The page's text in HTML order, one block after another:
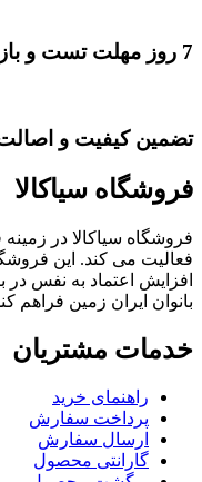
7 روز مهلت تست و بازگشت کالا
تضمین کیفیت و اصالت
فروشگاه سیاکالا
فروشگاه سیاکالا در
فعالیت می کند. این
افزایش اعتماد به نفس در
بانوان ایران زمین فراهم
خدمات مشتریان
راهنمای خرید
پرداخت سفارش
ارسال سفارش
گارانتی محصول